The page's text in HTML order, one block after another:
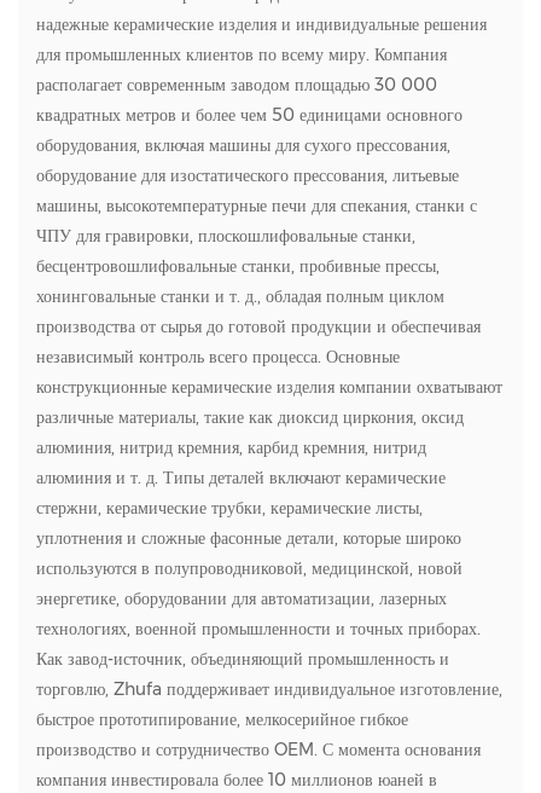
надежные керамические изделия и индивидуальные решения
для промышленных клиентов по всему миру. Компания
располагает современным заводом площадью 30 000
квадратных метров и более чем 50 единицами основного
оборудования, включая машины для сухого прессования,
оборудование для изостатического прессования, литьевые
машины, высокотемпературные печи для спекания, станки с
ЧПУ для гравировки, плоскошлифовальные станки,
бесцентровошлифовальные станки, пробивные прессы,
хонинговальные станки и т. д., обладая полным циклом
производства от сырья до готовой продукции и обеспечивая
независимый контроль всего процесса. Основные
конструкционные керамические изделия компании охватывают
различные материалы, такие как диоксид циркония, оксид
алюминия, нитрид кремния, карбид кремния, нитрид
алюминия и т. д. Типы деталей включают керамические
стержни, керамические трубки, керамические листы,
уплотнения и сложные фасонные детали, которые широко
используются в полупроводниковой, медицинской, новой
энергетике, оборудовании для автоматизации, лазерных
технологиях, военной промышленности и точных приборах.
Как завод-источник, объединяющий промышленность и
торговлю, Zhufa поддерживает индивидуальное изготовление,
быстрое прототипирование, мелкосерийное гибкое
производство и сотрудничество OEM. С момента основания
компания инвестировала более 10 миллионов юаней в